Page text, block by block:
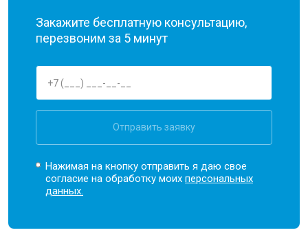
Закажите бесплатную консультацию,
перезвоним за 5 минут
Отправить заявку
Нажимая на кнопку отправить я даю свое
согласие на обработку моихперсональных
данных.